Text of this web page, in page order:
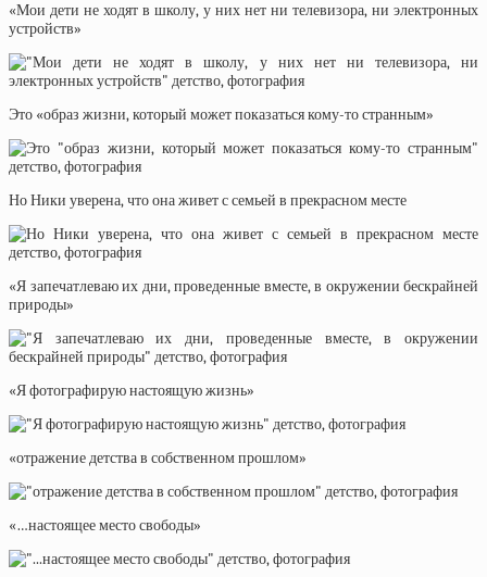
«Мои дети не ходят в школу, у них нет ни телевизора, ни электронных
устройств»
Это «образ жизни, который может показаться кому-то странным»
Но Ники уверена, что она живет с семьей в прекрасном месте
«Я запечатлеваю их дни, проведенные вместе, в окружении бескрайней
природы»
«Я фотографирую настоящую жизнь»
«отражение детства в собственном прошлом»
«…настоящее место свободы»